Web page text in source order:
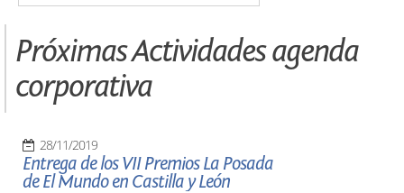
Próximas Actividades agenda
corporativa
28/11/2019
Entrega de los VII Premios La Posada
de El Mundo en Castilla y León